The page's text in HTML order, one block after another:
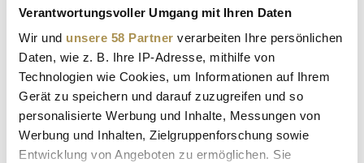
Verantwortungsvoller Umgang mit Ihren Daten
Wir und unsere 58 Partner verarbeiten Ihre persönlichen
Daten, wie z. B. Ihre IP-Adresse, mithilfe von
Technologien wie Cookies, um Informationen auf Ihrem
Gerät zu speichern und darauf zuzugreifen und so
personalisierte Werbung und Inhalte, Messungen von
Werbung und Inhalten, Zielgruppenforschung sowie
Entwicklung von Angeboten zu ermöglichen. Sie
Kinder" vergangenen Donnerstag zum Sommerfest der einst
von Axel Springer persönlich initiierten Hilfsorganisation
getroffen – ein...
Lascana: Shania und Davina Geiss feiern Laufsteg-
Debüt
NEWS | 11.06.2026